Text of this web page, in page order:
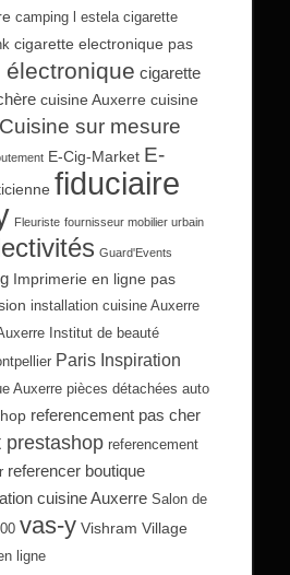
camping l estela cigarette
cigarette electronique pas
électronique cigarette
cuisine Auxerre cuisine
Cuisine sur mesure
E-Cig-Market E-
fiduciaire
Fleuriste fournisseur mobilier urbain
Guard'Events
Imprimerie en ligne pas
installation cuisine Auxerre
Institut de beauté
Paris Inspiration
Auxerre pièces détachées auto
referencement pas cher
prestashop referencement
referencer boutique
cuisine Auxerre Salon de
vas-y Vishram Village
ligne